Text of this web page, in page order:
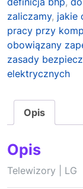
zaliczamy, jakie
pracy przy
obowiązany
zasady
elektrycznych
Opis
Opis
Telewizory | LG